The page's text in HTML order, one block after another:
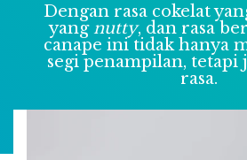
Dengan rasa cokelat
yangnutty, dan rasa
canape ini tidak hanya
segi penampilan, tetapi
rasa.